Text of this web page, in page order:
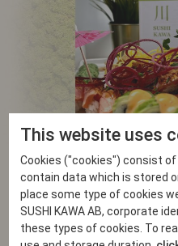
Catering
Sushi
Centrum
Blir du glad av sushi? Det är du inte
This website uses
Cookies ("cookies") consist
contain data which is stored
place some type of cookies
SUSHI KAWA AB, corporate
these types of cookies. To